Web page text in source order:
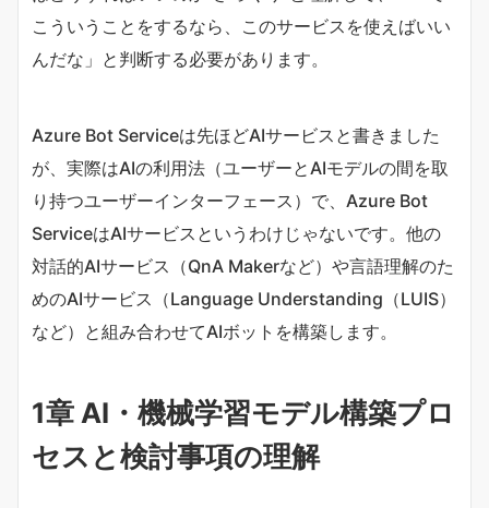
こういうことをするなら、このサービスを使えばいい
んだな」と判断する必要があります。
Azure Bot Serviceは先ほどAIサービスと書きました
が、実際はAIの利用法（ユーザーとAIモデルの間を取
り持つユーザーインターフェース）で、Azure Bot
ServiceはAIサービスというわけじゃないです。他の
対話的AIサービス（QnA Makerなど）や言語理解のた
めのAIサービス（Language Understanding（LUIS）
など）と組み合わせてAIボットを構築します。
1章 AI・機械学習モデル構築プロ
セスと検討事項の理解